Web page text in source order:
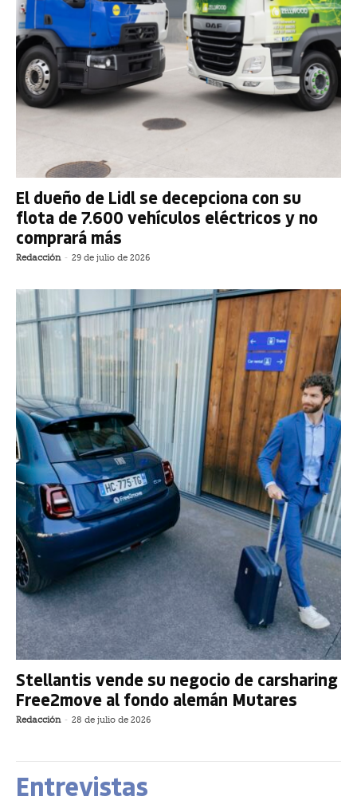
El dueño de Lidl se decepciona con su
flota de 7.600 vehículos eléctricos y no
comprará más
Redacción - 29 de julio de 2026
Stellantis vende su negocio de carsharing
Free2move al fondo alemán Mutares
Redacción - 28 de julio de 2026
Entrevistas